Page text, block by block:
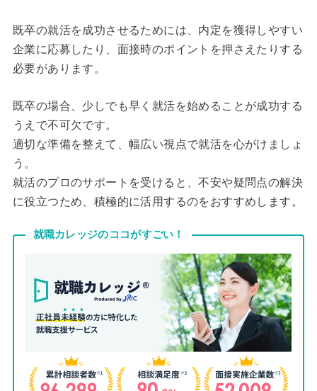
既卒の就活を成功させるためには、内定を獲得しやすい
企業に応募したり、面接時のポイントを押さえたりする
必要があります。
既卒の場合、少しでも早く就活を始めることが成功する
うえで不可欠です。
適切な準備を整えて、幅広い視点で就活を心がけましょ
う。
就活のプロのサポートを受けると、不安や疑問点の解決
に役立つため、積極的に活用するのをおすすめします。
就職カレッジのココがすごい！